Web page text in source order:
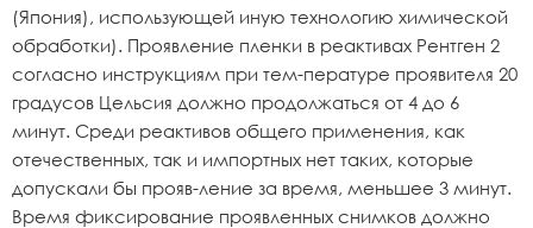
(Япония), использующей иную технологию химической
обработки). Проявление пленки в реактивах Рентген 2
согласно инструкциям при тем-пературе проявителя 20
градусов Цельсия должно продолжаться от 4 до 6
минут. Среди реактивов общего применения, как
отечественных, так и импортных нет таких, которые
допускали бы прояв-ление за время, меньшее 3 минут.
Время фиксирование проявленных снимков должно